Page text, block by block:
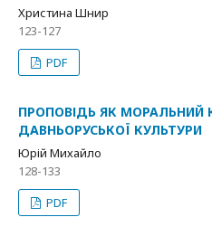
Христина Шнир
123-127
PDF
ПРОПОВІДЬ ЯК МОРАЛЬНИЙ
ДАВНЬОРУСЬКОЇ КУЛЬТУРИ
Юрій Михайло
128-133
PDF